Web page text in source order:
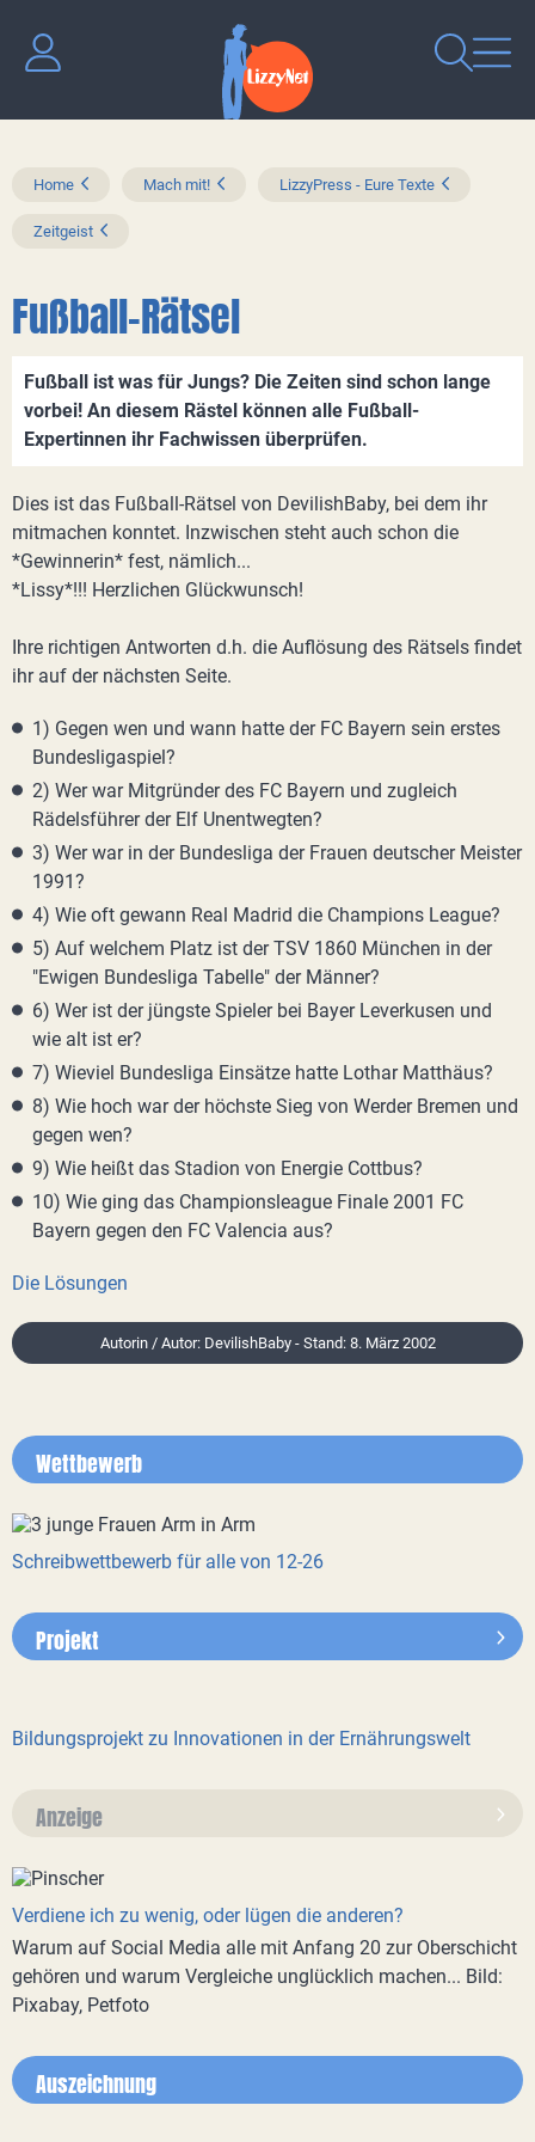
Home Mach mit! LizzyPress - Eure Texte
Zeitgeist
Fußball-Rätsel
Fußball ist was für Jungs? Die Zeiten sind schon lange
vorbei! An diesem Rästel können alle Fußball-
Expertinnen ihr Fachwissen überprüfen.
Dies ist das Fußball-Rätsel von DevilishBaby, bei dem ihr
mitmachen konntet. Inzwischen steht auch schon die
*Gewinnerin* fest, nämlich...
*Lissy*!!! Herzlichen Glückwunsch!
Ihre richtigen Antworten d.h. die Auflösung des Rätsels findet
ihr auf der nächsten Seite.
1) Gegen wen und wann hatte der FC Bayern sein erstes
Bundesligaspiel?
2) Wer war Mitgründer des FC Bayern und zugleich
Rädelsführer der Elf Unentwegten?
3) Wer war in der Bundesliga der Frauen deutscher Meister
1991?
4) Wie oft gewann Real Madrid die Champions League?
5) Auf welchem Platz ist der TSV 1860 München in der
"Ewigen Bundesliga Tabelle" der Männer?
6) Wer ist der jüngste Spieler bei Bayer Leverkusen und
wie alt ist er?
7) Wieviel Bundesliga Einsätze hatte Lothar Matthäus?
8) Wie hoch war der höchste Sieg von Werder Bremen und
gegen wen?
9) Wie heißt das Stadion von Energie Cottbus?
10) Wie ging das Championsleague Finale 2001 FC
Bayern gegen den FC Valencia aus?
Die Lösungen
Autorin / Autor: DevilishBaby - Stand: 8. März 2002
Wettbewerb
Schreibwettbewerb für alle von 12-26
Projekt
Bildungsprojekt zu Innovationen in der Ernährungswelt
Anzeige
Verdiene ich zu wenig, oder lügen die anderen?
Warum auf Social Media alle mit Anfang 20 zur Oberschicht
gehören und warum Vergleiche unglücklich machen... Bild:
Pixabay, Petfoto
Auszeichnung